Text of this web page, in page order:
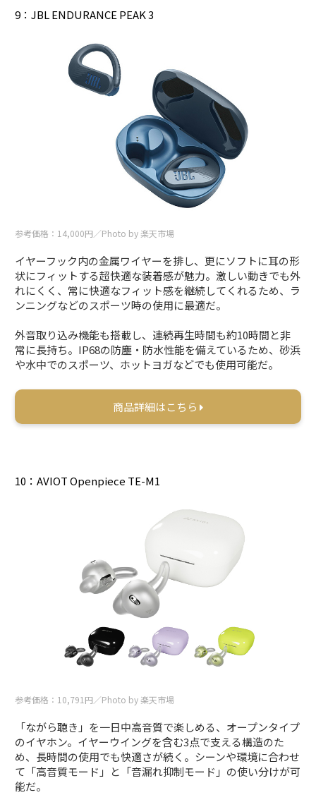
9：JBL ENDURANCE PEAK 3
参考価格：14,000円／Photo by 楽天市場
イヤーフック内の金属ワイヤーを排し、更にソフトに耳の形
状にフィットする超快適な装着感が魅力。激しい動きでも外
れにくく、常に快適なフィット感を継続してくれるため、ラ
ンニングなどのスポーツ時の使用に最適だ。
外音取り込み機能も搭載し、連続再生時間も約10時間と非
常に長持ち。IP68の防塵・防水性能を備えているため、砂浜
や水中でのスポーツ、ホットヨガなどでも使用可能だ。
商品詳細はこちら
10：AVIOT Openpiece TE-M1
参考価格：10,791円／Photo by 楽天市場
「ながら聴き」を一日中高音質で楽しめる、オープンタイプ
のイヤホン。イヤーウイングを含む3点で支える構造のた
め、長時間の使用でも快適さが続く。シーンや環境に合わせ
て「高音質モード」と「音漏れ抑制モード」の使い分けが可
能だ。